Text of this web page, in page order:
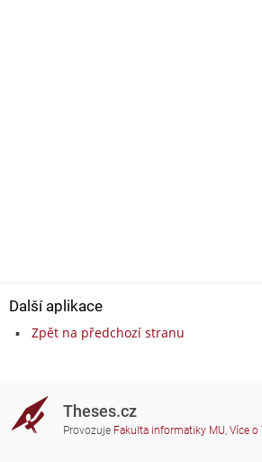
Další aplikace
Zpět na předchozí stranu
Theses.cz
Provozuje Fakulta informatiky MU, Více o